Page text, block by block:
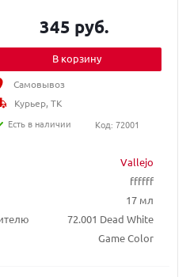
Vallejo
ffffff
17 мл
72.001 Dead White
Game Color
345 руб.
В корзину
Самовывоз
Курьер, ТК
Есть в наличии
Код: 72001